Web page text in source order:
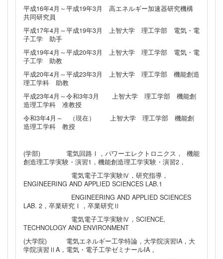
平成16年4月～平成19年3月 高エネルギー加速器研究機構
共同研究員
平成17年4月～平成19年3月 上智大学 理工学部 電気・電
子工学 助手
平成19年4月～平成20年3月 上智大学 理工学部 電気・電
子工学 助教
平成20年4月～平成23年3月 上智大学 理工学部 機能創造
理工学科 助教
平成23年4月～令和3年3月 上智大学 理工学部 機能創
造理工学科 准教授
令和3年4月～ （現在） 上智大学 理工学部 機能創
造理工学科 教授
(学部) 電気回路Ⅰ，パワーエレクトロニクス， 機能
創造理工学実験・演習1，機能創造理工学実験・演習2，
電気電子工学実験Ⅳ，研究指導，
ENGINEERING AND APPLIED SCIENCES LAB.1
ENGINEERING AND APPLIED SCIENCES
LAB. 2，卒業研究Ⅰ，卒業研究Ⅱ
電気電子工学実験Ⅳ，SCIENCE,
TECHNOLOGY AND ENVIRONMENT
(大学院) 電気エネルギー工学特論，大学院演習IA，大
学院演習ⅡA，電気・電子工学ゼミナールIA，